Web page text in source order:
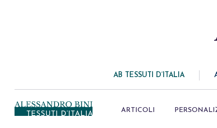
AB TESSUTI D’ITALIA
ARTICOLI